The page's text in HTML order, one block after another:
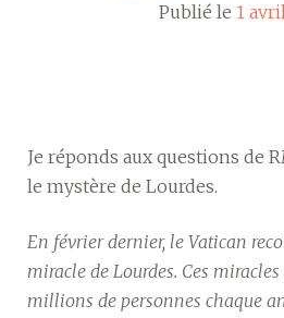
Publié le 1
Je réponds aux questions de
le mystère de Lourdes.
En février dernier, le Vatican
miracle de Lourdes. Ces
millions de personnes chaque